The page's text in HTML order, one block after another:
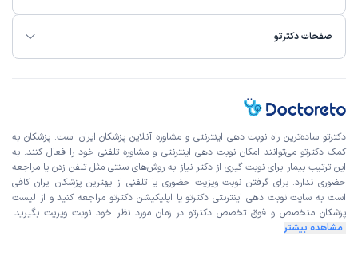
صفحات دکترتو
دکترتو ساده‌ترین راه نوبت‌ دهی اینترنتی و مشاوره آنلاین پزشکان ایران است. پزشکان به
کمک دکترتو می‌توانند امکان نوبت دهی اینترنتی و مشاوره تلفنی خود را فعال کنند. به
این ترتیب بیمار برای نوبت گیری از دکتر نیاز به روش‌های سنتی مثل تلفن زدن یا مراجعه
حضوری ندارد. برای گرفتن نوبت ویزیت حضوری یا تلفنی از بهترین پزشکان ایران کافی
است به سایت نوبت دهی اینترنتی دکترتو یا اپلیکیشن دکترتو مراجعه کنید و از لیست
پزشکان متخصص و فوق تخصص دکترتو در زمان مورد نظر خود نوبت ویزیت بگیرید.
مشاهده بیشتر